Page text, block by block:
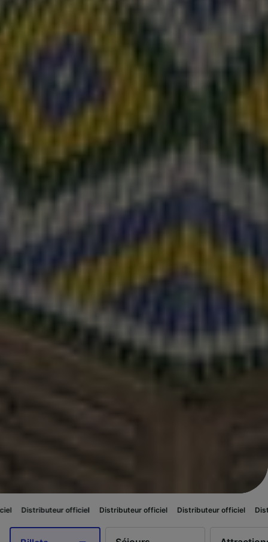
officiel Distributeur officiel Distributeur officiel Distributeur officiel